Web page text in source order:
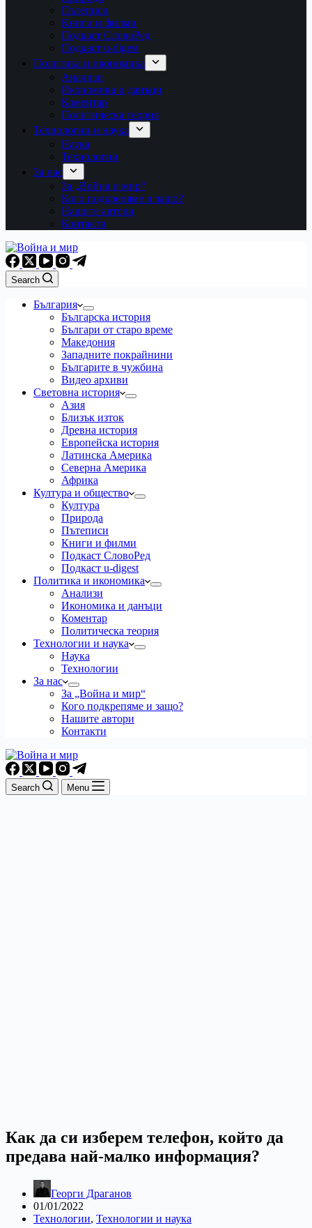
Пътеписи
Книги и филми
Подкаст СловоРед
Подкаст u-digest
Политика и икономика
Анализи
Икономика и данъци
Коментар
Политическа теория
Технологии и наука
Наука
Технологии
За нас
За „Война и мир“
Кого подкрепяме и защо?
Нашите автори
Контакти
Search
България
Българска история
Българи от старо време
Македония
Западните покрайнини
Българите в чужбина
Видео архиви
Световна история
Азия
Близък изток
Древна история
Европейска история
Латинска Америка
Северна Америка
Африка
Култура и общество
Култура
Природа
Пътеписи
Книги и филми
Подкаст СловоРед
Подкаст u-digest
Политика и икономика
Анализи
Икономика и данъци
Коментар
Политическа теория
Технологии и наука
Наука
Технологии
За нас
За „Война и мир“
Кого подкрепяме и защо?
Нашите автори
Контакти
Search Menu
Как да си изберем телефон, който да
предава най-малко информация?
Георги Драганов
01/01/2022
Технологии, Технологии и наука